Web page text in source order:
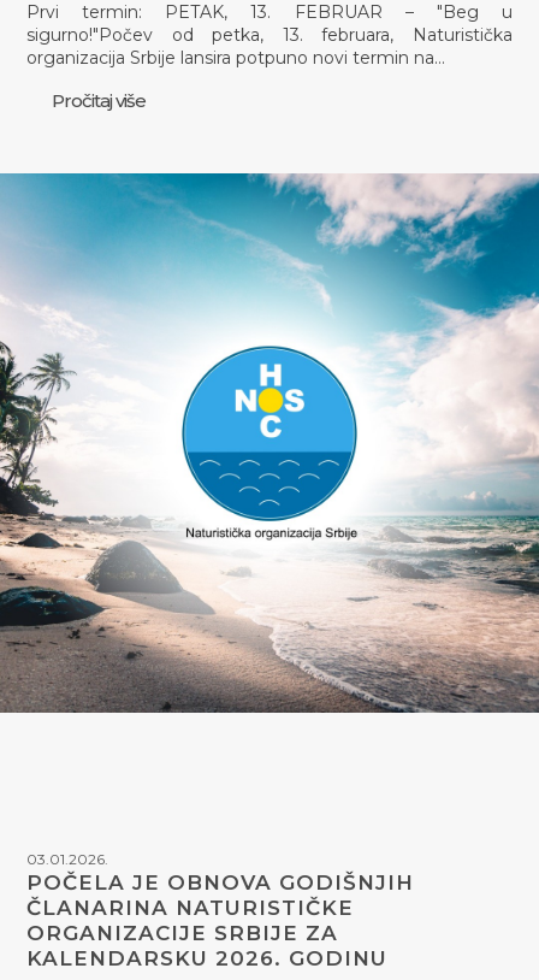
Prvi termin: PETAK, 13. FEBRUAR – "Beg u
sigurno!"Počev od petka, 13. februara, Naturistička
organizacija Srbije lansira potpuno novi termin na…
Pročitaj više
03.01.2026.
POČELA JE OBNOVA GODIŠNJIH
ČLANARINA NATURISTIČKE
ORGANIZACIJE SRBIJE ZA
KALENDARSKU 2026. GODINU